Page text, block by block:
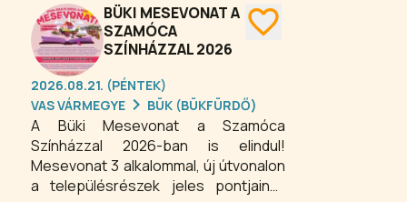
hanem megkóstolhatják és
otthonukba vihetik a környék ízeit is -
azaz a Bükfürdői Esszenciát. A piaci
kavalkádban az árusok kizárólag olyan
portékát kínáljanak, amelyek
hagyományos eljárással, helyben
vagy a környéken készülnek és
magukban hordozzák a fürdőváros és
szűkebb környezetének ízét és
zamatát.
BÜKI MESEVONAT A
SZAMÓCA
SZÍNHÁZZAL 2026
2026.08.21. (PÉNTEK)
VAS VÁRMEGYE
BÜK (BÜKFÜRDŐ)
A Büki Mesevonat a Szamóca
Színházzal 2026-ban is elindul!
Mesevonat 3 alkalommal, új útvonalon
a településrészek jeles pontjainak